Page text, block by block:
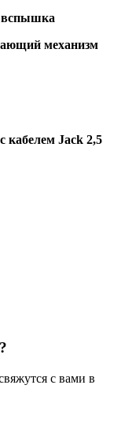
вспышка
механизм
кабелем Jack 2,5
с вами в